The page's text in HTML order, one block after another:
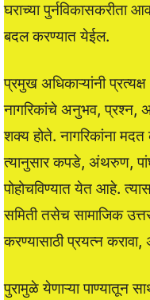
घराच्या पुर्नविकासकरीता
बदल करण्यात येईल.
प्रमुख अधिकाऱ्यांनी
नागरिकांचे अनुभव, प्रश्न,
शक्य होते. नागरिकांना
त्यानुसार कपडे, अंथरुण,
पोहोचविण्यात येत आहे.
समिती तसेच सामाजिक
करण्यासाठी प्रयत्न
पुरामुळे येणाऱ्या पाण्यातून